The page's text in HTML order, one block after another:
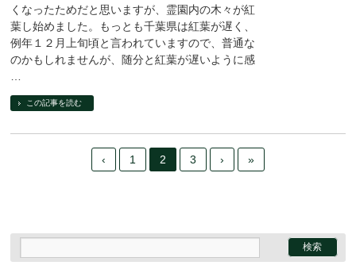
くなったためだと思いますが、霊園内の木々が紅
葉し始めました。もっとも千葉県は紅葉が遅く、
例年１２月上旬頃と言われていますので、普通な
のかもしれませんが、随分と紅葉が遅いように感
この記事を読む
‹ 1 2 3 › »